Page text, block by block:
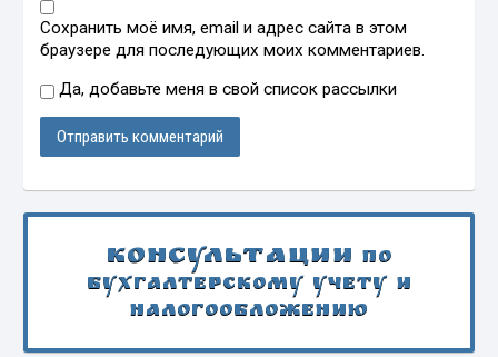
Сохранить моё имя, email и адрес сайта в этом
браузере для последующих моих комментариев.
Да, добавьте меня в свой список рассылки
Консультации по
бухгалтерскому учету и
налогообложению